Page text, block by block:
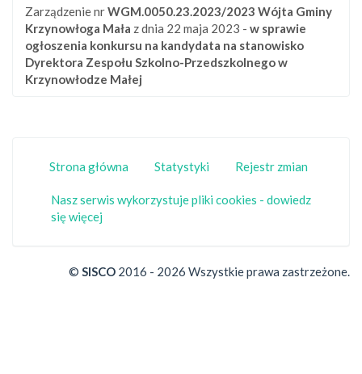
Zarządzenie nrWGM.0050.23.2023/2023 Wójta Gminy
Krzynowłoga Mała z dnia 22 maja 2023 - w sprawie
ogłoszenia konkursu na kandydata na stanowisko
Dyrektora Zespołu Szkolno-Przedszkolnego w
Krzynowłodze Małej
Strona główna Statystyki Rejestr zmian
Nasz serwis wykorzystuje pliki cookies - dowiedz
się więcej
© SISCO 2016 - 2026 Wszystkie prawa zastrzeżone.